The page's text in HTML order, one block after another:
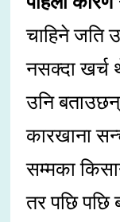
चाहिने जति
नसक्दा खर्च
उनि
कारखाना
सम्मका
तर पछि पछि